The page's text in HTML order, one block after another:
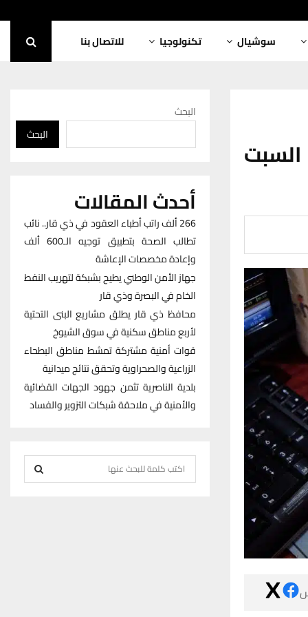
سوشيال تكنولوجيا للاتصال بنا
السبت
البحث
البحث
أحدث المقالات
266 ألف راتب أطباء العقود في ذي قار.. نائب
تطالب الصحة بتطبيق توجيه الـ600 ألف
وإعادة مخصصات الإعاشة
جهاز الأمن الوطني يطيح بشبكة لتهريب النفط
الخام في البصرة وذي قار
محافظ ذي قار يطلق مشاريع البنى التحتية
لأربع مناطق سكنية في سوق الشيوخ
قوات أمنية مشتركة تمشط مناطق البطحاء
الزراعية والصحراوية وتحقق نتائج ميدانية
بلدية الناصرية تثمن جهود الجهات القضائية
والأمنية في ملاحقة شبكات التزوير والفساد
e